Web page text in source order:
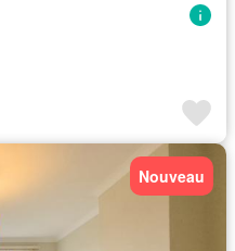
Nouveau